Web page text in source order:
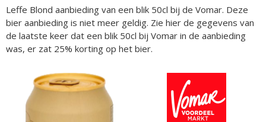
Leffe Blond aanbieding van een blik 50cl bij de Vomar. Deze
bier aanbieding is niet meer geldig. Zie hier de gegevens van
de laatste keer dat een blik 50cl bij Vomar in de aanbieding
was, er zat 25% korting op het bier.